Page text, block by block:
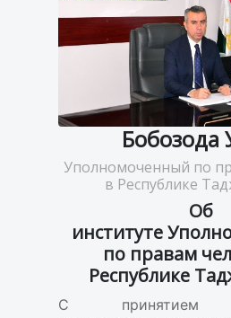
Бобозода
Уполномоченный по
в Республике
Об
институте
по правам
Республике
С принятием